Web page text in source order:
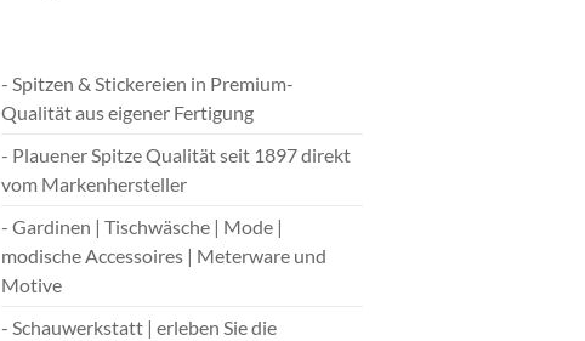
- Spitzen & Stickereien in Premium-
Qualität aus eigener Fertigung
- Plauener Spitze Qualität seit 1897 direkt
vom Markenhersteller
- Gardinen | Tischwäsche | Mode |
modische Accessoires | Meterware und
Motive
- Schauwerkstatt | erleben Sie die